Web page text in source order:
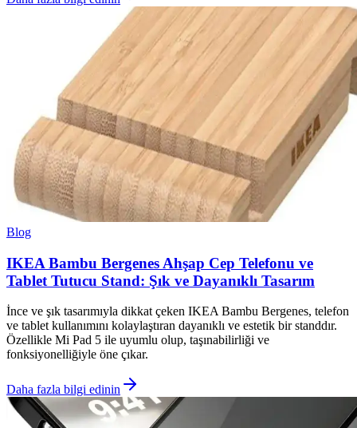
Blog
IKEA Bambu Bergenes Ahşap Cep Telefonu ve
Tablet Tutucu Stand: Şık ve Dayanıklı Tasarım
İnce ve şık tasarımıyla dikkat çeken IKEA Bambu Bergenes, telefon
ve tablet kullanımını kolaylaştıran dayanıklı ve estetik bir standdır.
Özellikle Mi Pad 5 ile uyumlu olup, taşınabilirliği ve
fonksiyonelliğiyle öne çıkar.
Daha fazla bilgi edinin